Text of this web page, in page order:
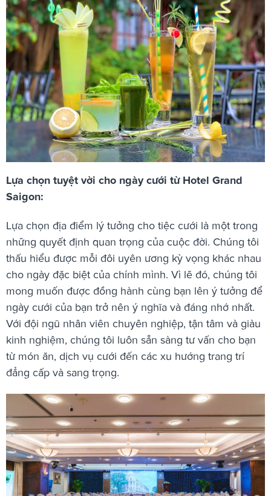
Lựa chọn tuyệt vời cho ngày cưới từ Hotel Grand
Saigon:
Lựa chọn địa điểm lý tưởng cho tiệc cưới là một trong
những quyết định quan trọng của cuộc đời. Chúng tôi
thấu hiểu được mỗi đôi uyên ương kỳ vọng khác nhau
cho ngày đặc biệt của chính mình. Vì lẽ đó, chúng tôi
mong muốn được đồng hành cùng bạn lên ý tưởng để
ngày cưới của bạn trở nên ý nghĩa và đáng nhớ nhất.
Với đội ngũ nhân viên chuyên nghiệp, tận tâm và giàu
kinh nghiệm, chúng tôi luôn sẵn sàng tư vấn cho bạn
từ món ăn, dịch vụ cưới đến các xu hướng trang trí
đẳng cấp và sang trọng.